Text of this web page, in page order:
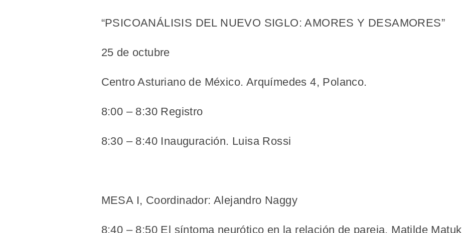
“PSICOANÁLISIS DEL NUEVO SIGLO: AMORES Y DESAMORES”
25 de octubre
Centro Asturiano de México. Arquímedes 4, Polanco.
8:00 – 8:30 Registro
8:30 – 8:40 Inauguración. Luisa Rossi
MESA I, Coordinador: Alejandro Naggy
8:40 – 8:50 El síntoma neurótico en la relación de pareja. Matilde Matuk